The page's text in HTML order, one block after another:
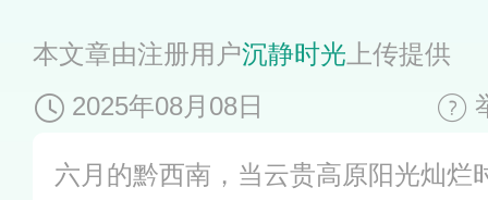
本文章由注册用户沉静时光 上传提供
2025年08月08日
六月的黔西南，当云贵高原阳光灿烂